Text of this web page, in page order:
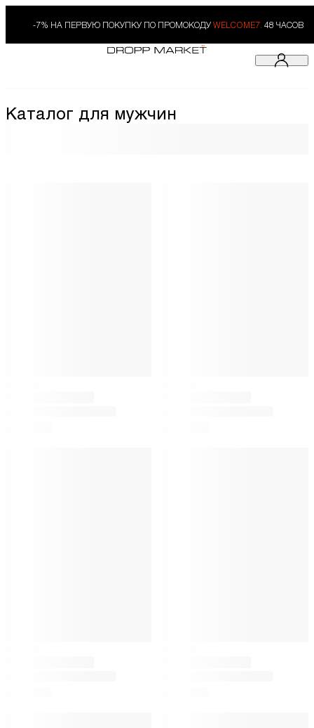
-7% НА ПЕРВУЮ ПОКУПКУ ПО ПРОМОКОДУ WELCOME7. 48 ЧАСОВ
Каталог для мужчин